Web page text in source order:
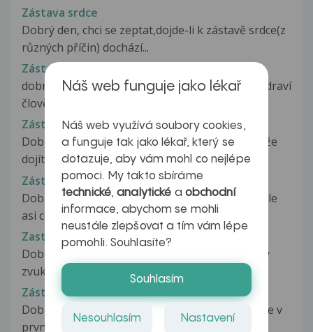
Zástava srdce
Dobrý den, chci se zeptat,dojde-li k zástavě srdce(z
různých příčin) dochází...
Zástava srdce
dobrý den já se chci informovat zda li jsi zcela zdraví
člověk může vyvolat...
Zástava srdce
Dobrý den je mi 30 let a chci Se zeptat jestli může
dojít l zástavě srdce pokud...
Zástava srdce
Dobrý den,v pondělí jsem oživovala svého přítele
asi cca v 6 hodin ráno normálně...
Zastava srdce 21 lete divky
Dobry den V noci ve 3 hodiny me probudil divny
zvuk. Moje pritelkyne se dusila...
Zástava srdce a gasping
Dobrý den,dočetla jsem se,že že při zástavě srce v
prvních sekundách až minutách...
Náš web funguje jako lékař
Náš web využívá soubory cookies,
a funguje tak jako lékař, který se
dotazuje, aby vám mohl co nejlépe
pomoci. My takto sbíráme
technické,analytické a obchodní
informace, abychom se mohli
neustále zlepšovat a tím vám lépe
pomohli. Souhlasíte?
Souhlasím
Nesouhlasím Nastavení